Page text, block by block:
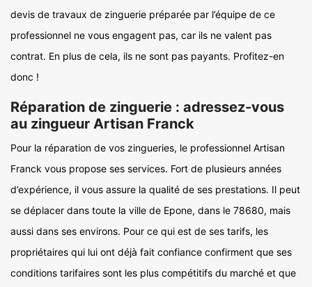
devis de travaux de zinguerie préparée par l’équipe de ce
professionnel ne vous engagent pas, car ils ne valent pas
contrat. En plus de cela, ils ne sont pas payants. Profitez-en
donc !
Réparation de zinguerie : adressez-vous
au zingueur Artisan Franck
Pour la réparation de vos zingueries, le professionnel Artisan
Franck vous propose ses services. Fort de plusieurs années
d’expérience, il vous assure la qualité de ses prestations. Il peut
se déplacer dans toute la ville de Epone, dans le 78680, mais
aussi dans ses environs. Pour ce qui est de ses tarifs, les
propriétaires qui lui ont déjà fait confiance confirment que ses
conditions tarifaires sont les plus compétitifs du marché et que